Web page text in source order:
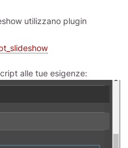
utilizzano plugin
alle tue esigenze: